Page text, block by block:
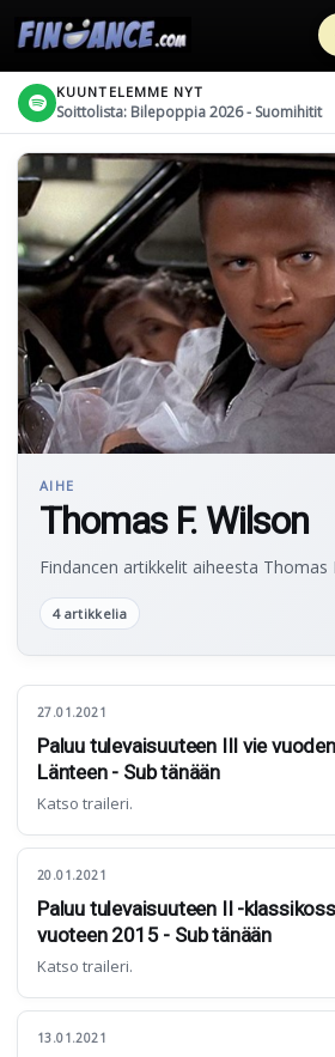
KUUNTELEMME NYT
Soittolista: Bilepoppia 2026 - Suomihitit
AIHE
Thomas F. Wilson
Findancen artikkelit aiheesta Thomas
4 artikkelia
27.01.2021
Paluu tulevaisuuteen III vie
Länteen - Sub tänään
Katso traileri.
20.01.2021
Paluu tulevaisuuteen II -
vuoteen 2015 - Sub tänään
Katso traileri.
13.01.2021